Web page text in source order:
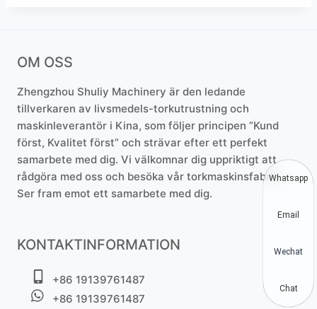
OM OSS
Zhengzhou Shuliy Machinery är den ledande
tillverkaren av livsmedels-torkutrustning och
maskinleverantör i Kina, som följer principen ”Kund
först, Kvalitet först” och strävar efter ett perfekt
samarbete med dig. Vi välkomnar dig uppriktigt att
rådgöra med oss och besöka vår torkmaskinsfabrik.
Ser fram emot ett samarbete med dig.
KONTAKTINFORMATION
+86 19139761487
+86 19139761487
Whatsapp
Email
Wechat
Chat